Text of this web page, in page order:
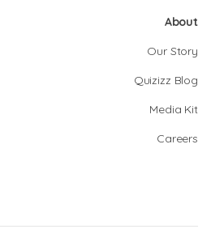
About
Our Story
Quizizz Blog
Media Kit
Careers